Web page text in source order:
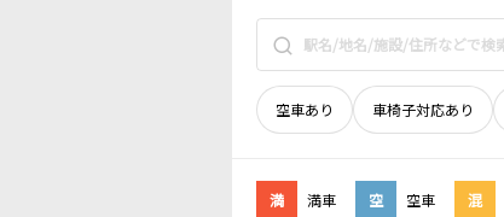
空車あり 車椅子対応あり
満 満車 空 空車 混